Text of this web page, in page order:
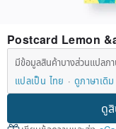
Postcard Lemon
มีข้อมูลสินค้าบางส่วนแปลภ
แปลเป็น ไทย
ดูภาษาเดิ
ดู